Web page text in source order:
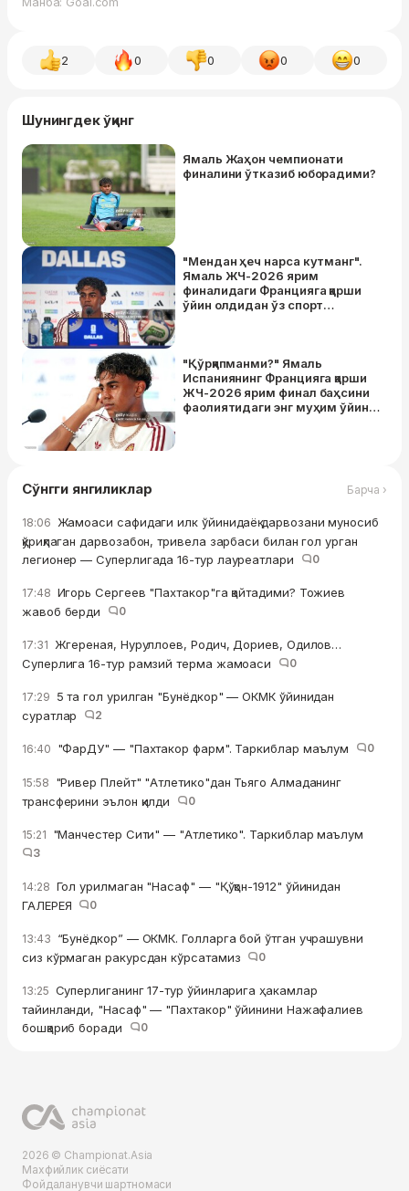
2 0 0 0 0
Шунингдек ўқинг
Ямаль Жаҳон чемпионати
финалини ўтказиб юборадими?
"Мендан ҳеч нарса кутманг".
Ямаль ЖЧ-2026 ярим
финалидаги Францияга қарши
ўйин олдидан ўз спорт
"Қўрқяпманми?" Ямаль
Испаниянинг Францияга қарши
ЖЧ-2026 ярим финал баҳсини
фаолиятидаги энг муҳим ўйин
Сўнгги янгиликлар Барча ›
18:06 Жамоаси сафидаги илк ўйинидаёқ дарвозани муносиб
қўриқлаган дарвозабон, тривела зарбаси билан гол урган
легионер — Суперлигада 16-тур лауреатлари
0
17:48 Игорь Сергеев "Пахтакор"га қайтадими? Тожиев
жавоб берди
0
17:31 Жгереная, Нуруллоев, Родич, Дориев, Одилов…
Суперлига 16-тур рамзий терма жамоаси
0
17:29 5 та гол урилган "Бунёдкор" — ОКМК ўйинидан
суратлар
2
16:40 "ФарДУ" — "Пахтакор фарм". Таркиблар маълум 0
15:58 "Ривер Плейт" "Атлетико"дан Тьяго Алмаданинг
трансферини эълон қилди
0
15:21 "Манчестер Сити" — "Атлетико". Таркиблар маълум
3
14:28 Гол урилмаган "Насаф" — "Қўқон-1912" ўйинидан
ГАЛЕРЕЯ
0
13:43 “Бунёдкор” — ОКМК. Голларга бой ўтган учрашувни
сиз кўрмаган ракурсдан кўрсатамиз
0
13:25 Суперлиганинг 17-тур ўйинларига ҳакамлар
тайинланди, "Насаф" — "Пахтакор" ўйинини Нажафалиев
бошқариб боради
0
2026 © Championat.Asia
Махфийлик сиёсати
Фойдаланувчи шартномаси